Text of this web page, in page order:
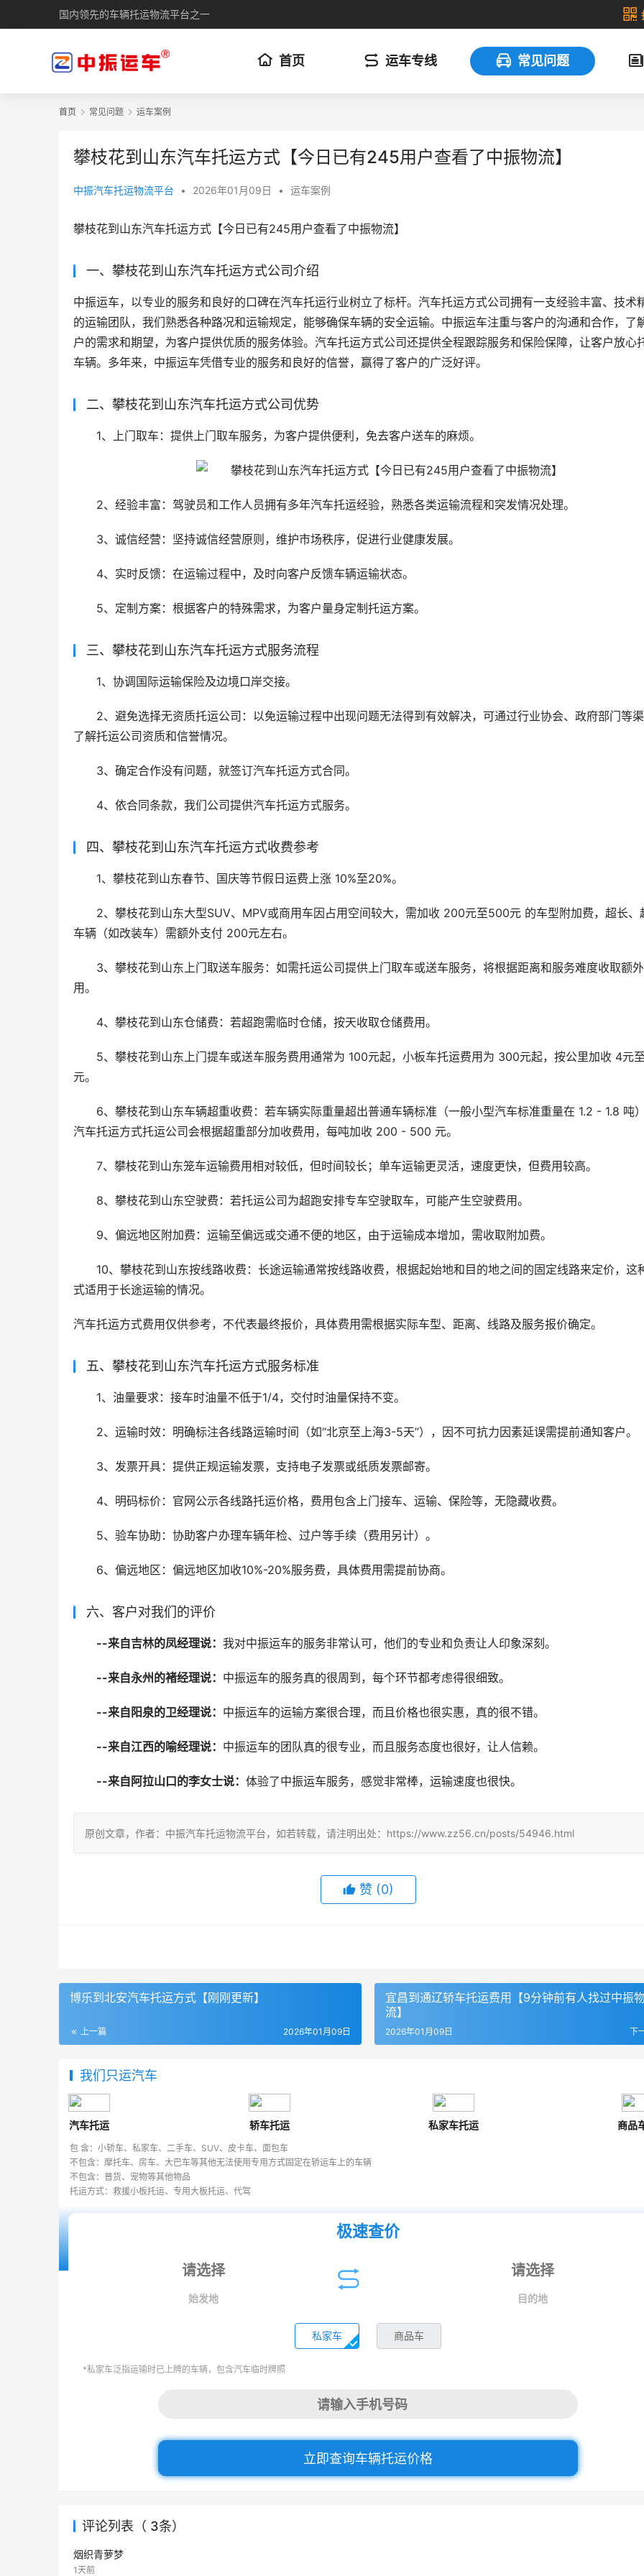
国内领先的车辆托运物流平台之一
首页 运车专线 常见问题
首页 常见问题 运车案例
攀枝花到山东汽车托运方式【今日已有245用户查看了中振物流】
中振汽车托运物流平台 • 2026年01月09日 • 运车案例
攀枝花到山东汽车托运方式【今日已有245用户查看了中振物流】
一、攀枝花到山东汽车托运方式公司介绍
中振运车，以专业的服务和良好的口碑在汽车托运行业树立了标杆。汽车托运方式公司拥有一支经验丰富、技术
的运输团队，我们熟悉各种路况和运输规定，能够确保车辆的安全运输。中振运车注重与客户的沟通和合作，了
户的需求和期望，为客户提供优质的服务体验。汽车托运方式公司还提供全程跟踪服务和保险保障，让客户放心
车辆。多年来，中振运车凭借专业的服务和良好的信誉，赢得了客户的广泛好评。
二、攀枝花到山东汽车托运方式公司优势
1、上门取车：提供上门取车服务，为客户提供便利，免去客户送车的麻烦。
2、经验丰富：驾驶员和工作人员拥有多年汽车托运经验，熟悉各类运输流程和突发情况处理。
3、诚信经营：坚持诚信经营原则，维护市场秩序，促进行业健康发展。
4、实时反馈：在运输过程中，及时向客户反馈车辆运输状态。
5、定制方案：根据客户的特殊需求，为客户量身定制托运方案。
三、攀枝花到山东汽车托运方式服务流程
1、协调国际运输保险及边境口岸交接。
2、避免选择无资质托运公司：以免运输过程中出现问题无法得到有效解决，可通过行业协会、政府部门等
了解托运公司资质和信誉情况。
3、确定合作没有问题，就签订汽车托运方式合同。
4、依合同条款，我们公司提供汽车托运方式服务。
四、攀枝花到山东汽车托运方式收费参考
1、攀枝花到山东春节、国庆等节假日运费上涨 10%至20%。
2、攀枝花到山东大型SUV、MPV或商用车因占用空间较大，需加收 200元至500元 的车型附加费，超长、
车辆（如改装车）需额外支付 200元左右。
3、攀枝花到山东上门取送车服务：如需托运公司提供上门取车或送车服务，将根据距离和服务难度收取额
用。
4、攀枝花到山东仓储费：若超跑需临时仓储，按天收取仓储费用。
5、攀枝花到山东上门提车或送车服务费用通常为 100元起，小板车托运费用为 300元起，按公里加收 4元
元。
6、攀枝花到山东车辆超重收费：若车辆实际重量超出普通车辆标准（一般小型汽车标准重量在 1.2 - 1.8 吨）
汽车托运方式托运公司会根据超重部分加收费用，每吨加收 200 - 500 元。
7、攀枝花到山东笼车运输费用相对较低，但时间较长；单车运输更灵活，速度更快，但费用较高。
8、攀枝花到山东空驶费：若托运公司为超跑安排专车空驶取车，可能产生空驶费用。
9、偏远地区附加费：运输至偏远或交通不便的地区，由于运输成本增加，需收取附加费。
10、攀枝花到山东按线路收费：长途运输通常按线路收费，根据起始地和目的地之间的固定线路来定价，这
式适用于长途运输的情况。
汽车托运方式费用仅供参考，不代表最终报价，具体费用需根据实际车型、距离、线路及服务报价确定。
五、攀枝花到山东汽车托运方式服务标准
1、油量要求：接车时油量不低于1/4，交付时油量保持不变。
2、运输时效：明确标注各线路运输时间（如“北京至上海3-5天”），因不可抗力因素延误需提前通知客户。
3、发票开具：提供正规运输发票，支持电子发票或纸质发票邮寄。
4、明码标价：官网公示各线路托运价格，费用包含上门接车、运输、保险等，无隐藏收费。
5、验车协助：协助客户办理车辆年检、过户等手续（费用另计）。
6、偏远地区：偏远地区加收10%-20%服务费，具体费用需提前协商。
六、客户对我们的评价
--来自吉林的凤经理说： 我对中振运车的服务非常认可，他们的专业和负责让人印象深刻。
--来自永州的褚经理说： 中振运车的服务真的很周到，每个环节都考虑得很细致。
--来自阳泉的卫经理说： 中振运车的运输方案很合理，而且价格也很实惠，真的很不错。
--来自江西的喻经理说： 中振运车的团队真的很专业，而且服务态度也很好，让人信赖。
--来自阿拉山口的李女士说： 体验了中振运车服务，感觉非常棒，运输速度也很快。
原创文章，作者：中振汽车托运物流平台，如若转载，请注明出处：https://www.zz56.cn/posts/54946.html
赞 (0)
博乐到北安汽车托运方式【刚刚更新】
上一篇 2026年01月09日
宜昌到通辽轿车托运费用【9分钟前有人找过中振
流】
下
2026年01月09日
我们只运汽车
汽车托运 轿车托运 私家车托运 商品
包 含：小轿车、私家车、二手车、SUV、皮卡车、面包车
不包含：摩托车、房车、大巴车等其他无法使用专用方式固定在轿运车上的车辆
不包含：普货、宠物等其他物品
托运方式：救援小板托运、专用大板托运、代驾
极速查价
始发地 目的地
私家车 商品车
*私家车泛指运输时已上牌的车辆，包含汽车临时牌照
立即查询车辆托运价格
评论列表（ 3条）
烟织青萝梦
1天前